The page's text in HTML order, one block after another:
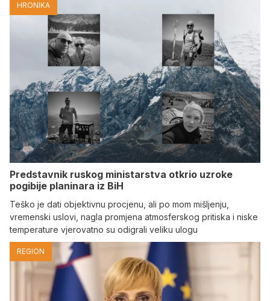
HRONIKA
Predstavnik ruskog ministarstva otkrio uzroke
pogibije planinara iz BiH
Teško je dati objektivnu procjenu, ali po mom mišljenju,
vremenski uslovi, nagla promjena atmosferskog pritiska i niske
temperature vjerovatno su odigrali veliku ulogu
REGION